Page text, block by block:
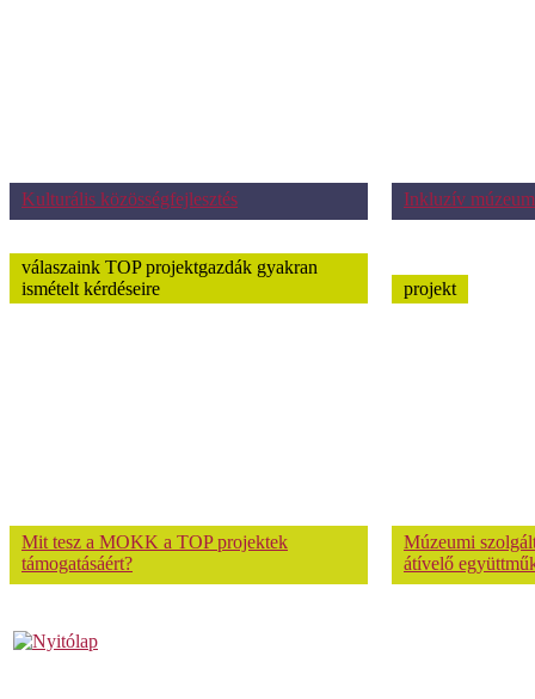
Kulturális közösségfejlesztés Inkluzív múzeum
válaszaink TOP projektgazdák gyakran
ismételt kérdéseire
Mit tesz a MOKK a TOP projektek
támogatásáért?
projekt
Múzeumi
átívelő